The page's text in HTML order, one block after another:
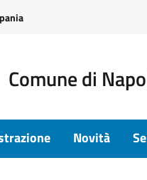
Comune di
Novità